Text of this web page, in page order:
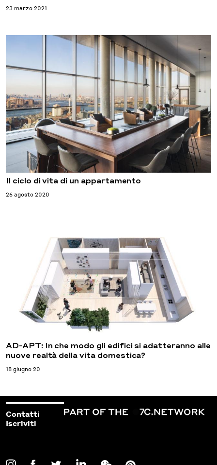
23 marzo 2021
Il ciclo di vita di un appartamento
26 agosto 2020
AD-APT: In che modo gli edifici si adatteranno alle
nuove realtà della vita domestica?
18 giugno 20
Contatti
Iscriviti